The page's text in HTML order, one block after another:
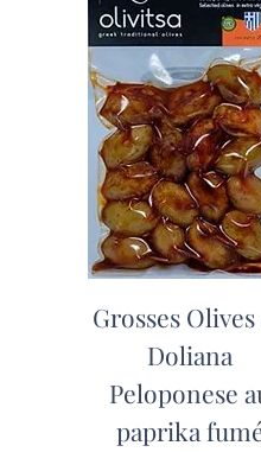
Grosses Olives
Doliana
Peloponese
paprika